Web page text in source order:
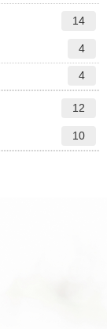
14
4
4
12
10